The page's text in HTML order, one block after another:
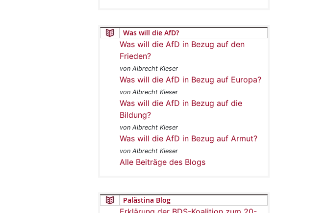
Was will die AfD?
Was will die AfD in Bezug auf den
Frieden?
von Albrecht Kieser
Was will die AfD in Bezug auf Europa?
von Albrecht Kieser
Was will die AfD in Bezug auf die
Bildung?
von Albrecht Kieser
Was will die AfD in Bezug auf Armut?
von Albrecht Kieser
Alle Beiträge des Blogs
Palästina Blog